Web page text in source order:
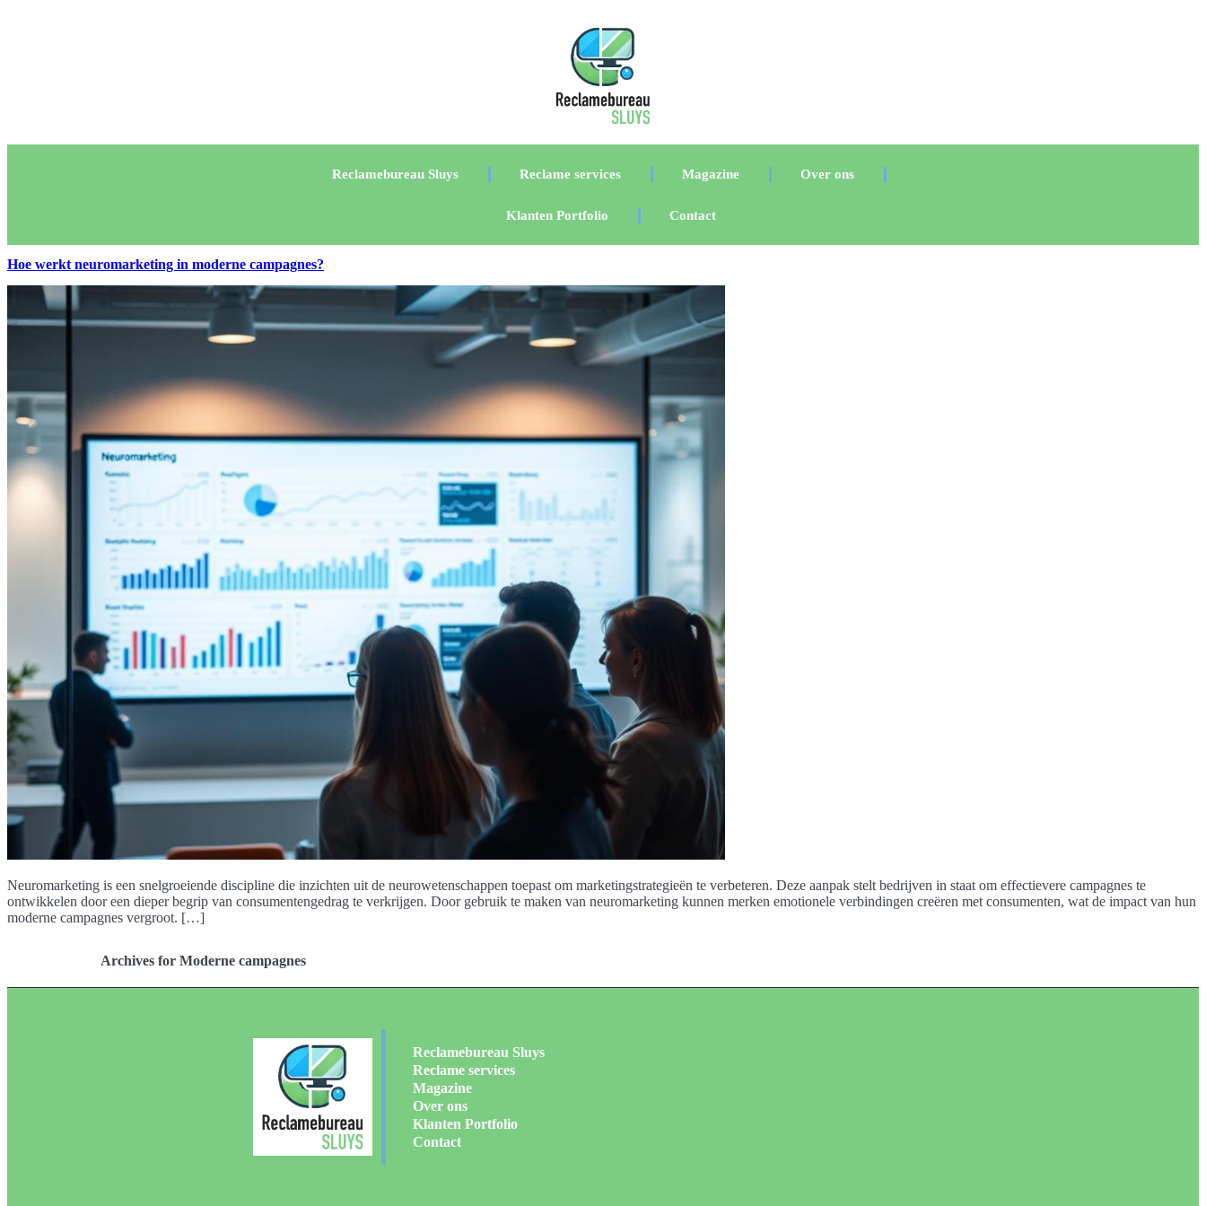
Reclamebureau Sluys Reclame services Magazine Over ons
Klanten Portfolio Contact
Hoe werkt neuromarketing in moderne campagnes?
Neuromarketing is een snelgroeiende discipline die inzichten uit de neurowetenschappen toepast om marketingstrategieën te verbeteren. Deze aanpak stelt bedrijven in staat om effectievere campagnes te
ontwikkelen door een dieper begrip van consumentengedrag te verkrijgen. Door gebruik te maken van neuromarketing kunnen merken emotionele verbindingen creëren met consumenten, wat de impact van hun
moderne campagnes vergroot. […]
Archives for Moderne campagnes
Reclamebureau Sluys
Reclame services
Magazine
Over ons
Klanten Portfolio
Contact